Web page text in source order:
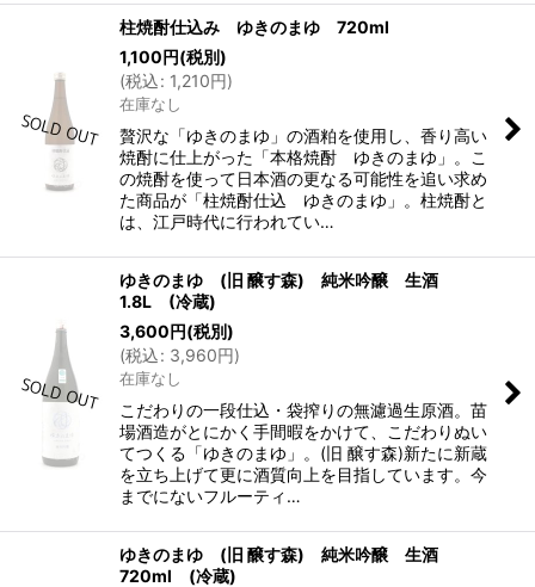
柱焼酎仕込み ゆきのまゆ 720ml
1,100円(税別)
(税込: 1,210円)
在庫なし
贅沢な「ゆきのまゆ」の酒粕を使用し、香り高い
焼酎に仕上がった「本格焼酎 ゆきのまゆ」。こ
の焼酎を使って日本酒の更なる可能性を追い求め
た商品が「柱焼酎仕込 ゆきのまゆ」。柱焼酎と
は、江戸時代に行われてい…
ゆきのまゆ (旧 醸す森) 純米吟醸 生酒
1.8L (冷蔵)
3,600円(税別)
(税込: 3,960円)
在庫なし
こだわりの一段仕込・袋搾りの無濾過生原酒。苗
場酒造がとにかく手間暇をかけて、こだわりぬい
てつくる「ゆきのまゆ」。(旧 醸す森)新たに新蔵
を立ち上げて更に酒質向上を目指しています。今
までにないフルーティ…
ゆきのまゆ (旧 醸す森) 純米吟醸 生酒
720ml (冷蔵)